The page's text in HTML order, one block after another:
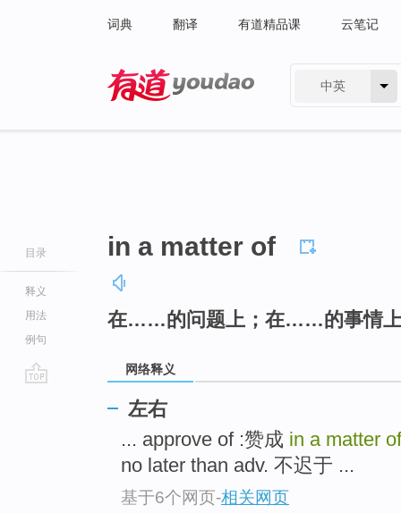
词典 翻译 有道精品课 云笔记
中英
目录
释义
用法
例句
in a matter of
在……的问题上；在……的事情
网络释义
左右
... approve of :赞成 in a matter of
no later than adv. 不迟于 ...
基于6个网页-相关网页